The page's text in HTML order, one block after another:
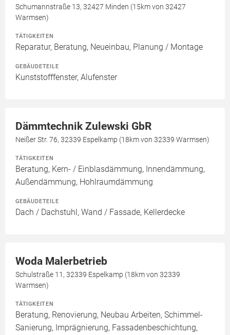
Schumannstraße 13, 32427 Minden (15km von 32427
Warmsen)
TÄTIGKEITEN
Reparatur, Beratung, Neueinbau, Planung / Montage
GEBÄUDETEILE
Kunststofffenster, Alufenster
Dämmtechnik Zulewski GbR
Neißer Str. 76, 32339 Espelkamp (18km von 32339 Warmsen)
TÄTIGKEITEN
Beratung, Kern- / Einblasdämmung, Innendämmung,
Außendämmung, Hohlraumdämmung
GEBÄUDETEILE
Dach / Dachstuhl, Wand / Fassade, Kellerdecke
Woda Malerbetrieb
Schulstraße 11, 32339 Espelkamp (18km von 32339
Warmsen)
TÄTIGKEITEN
Beratung, Renovierung, Neubau Arbeiten, Schimmel-
Sanierung, Imprägnierung, Fassadenbeschichtung,